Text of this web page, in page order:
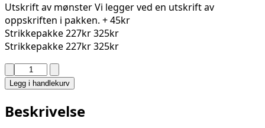
Utskrift av mønsterVi legger ved en utskrift av
oppskriften i pakken. + 45kr
Strikkepakke227kr325kr
Strikkepakke227kr325kr
TEJO
GENSER
06A
antall
Legg i handlekurv
Beskrivelse